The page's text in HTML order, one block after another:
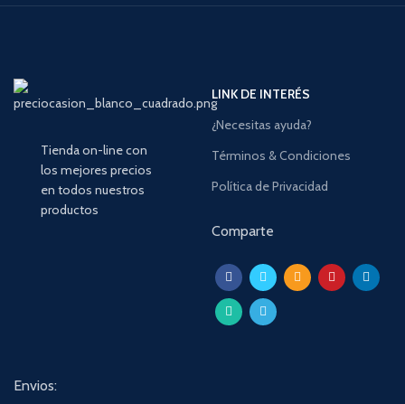
Tienda on-line con
los mejores precios
en todos nuestros
productos
LINK DE INTERÉS
¿Necesitas ayuda?
Términos & Condiciones
Política de Privacidad
Comparte
Envios: